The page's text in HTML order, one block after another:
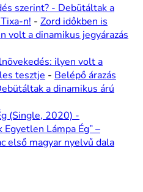
szerint? - Debütáltak a
n! - Zord időkben is
volt a dinamikus jegyárazás
ilyen volt a
tesztje - Belépő árazás
a dinamikus árú
(Single, 2020) -
Egyetlen Lámpa Ég” –
első magyar nyelvű dala